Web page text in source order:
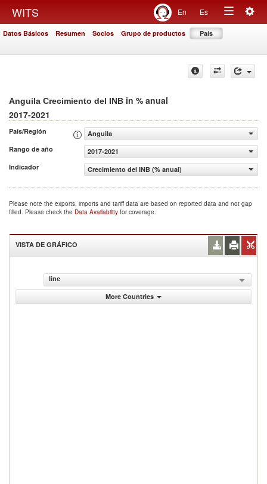
WITS En Es
Toggle
Datos Básicos Resumen Socios Grupo de productos País
Anguila Crecimiento del INB in % anual
2017-2021
País/Región
Anguila
Rango de año
2017-2021
Indicador
Crecimiento del INB (% anual)
Please note the exports, imports and tariff data are based on reported data and not gap
filled. Please check the Data Availability for coverage.
VISTA DE GRÁFICO
line
More Countries